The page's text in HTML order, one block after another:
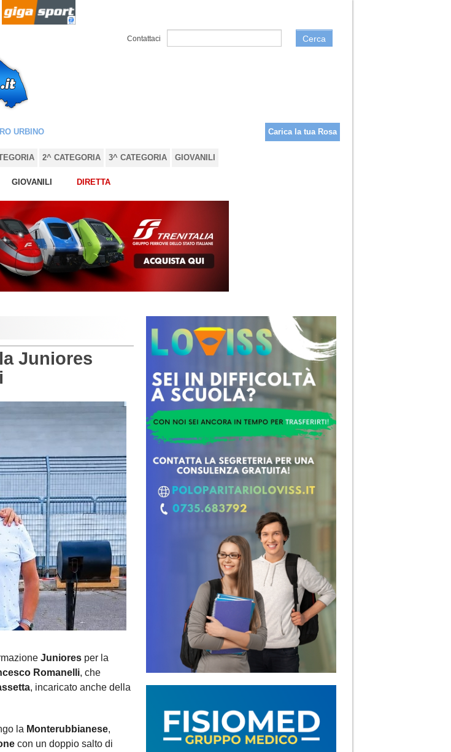
Contattaci Cerca
URBINO Carica la tua Rosa
2^ CATEGORIA 3^ CATEGORIA GIOVANILI
GIOVANILI DIRETTA
Juniores
Juniores per la
Romanelli, che
, incaricato anche della
la Monterubbianese,
con un doppio salto di